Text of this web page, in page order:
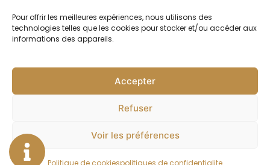
Pour offrir les meilleures expériences, nous utilisons des
technologies telles que les cookies pour stocker et/ou accéder aux
informations des appareils.
Accepter
Refuser
Voir les préférences
Politique de cookiespolitiques de confidentialite
Menu
Accueil
Avis
MARTIN STEPHANE
Mentions légales
Politique de
Plan du site